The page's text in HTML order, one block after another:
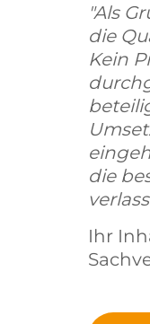
"Als
die
Kein
die
Ihr